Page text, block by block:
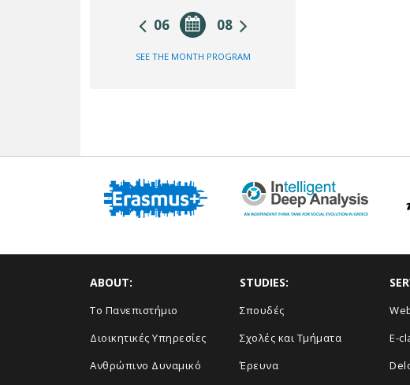
08
06
SEE THE MONTH PROGRAM
ABOUT:
Το Πανεπιστήμιο
Διοικητικές Υπηρεσίες
Ανθρώπινο Δυναμικό
STUDIES:
Σπουδές
Σχολές και Τμήματα
Έρευνα
E-